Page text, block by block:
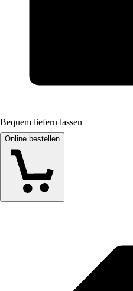
Bequem liefern lassen
Online bestellen